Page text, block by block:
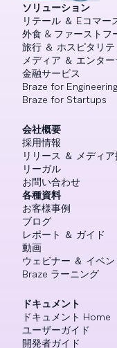
ソリューション
リテール ＆ Eコマー
外食 & ファーストフ
旅行 ＆ ホスピタリテ
メディア ＆ エンター
金融サービス
Braze for Engineering
Braze for Startups
会社概要
採用情報
リリース ＆ メディ
リーガル
お問い合わせ
各種資料
お客様事例
ブログ
レポート ＆ ガイド
動画
ウェビナー ＆ イベン
Braze ラーニング
ドキュメント
ドキュメント Home
ユーザーガイド
開発者ガイド